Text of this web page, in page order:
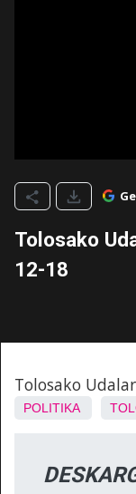
Tolosako
12-18
Tolosako
POLITIKA